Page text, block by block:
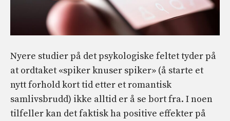
Nyere studier på det psykologiske feltet tyder på
at ordtaket «spiker knuser spiker» (å starte et
nytt forhold kort tid etter et romantisk
samlivsbrudd) ikke alltid er å se bort fra. I noen
tilfeller kan det faktisk ha positive effekter på